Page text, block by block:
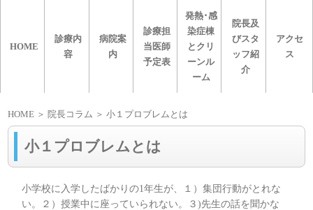
HOME
診療内
容
病院案
内
診療担
当医師
予定表
発熱･感
染症棟
とクリ
ーンル
ーム
院長及
びスタ
ッフ紹
介
アクセ
ス
HOME ＞ 院長コラム ＞ 小１プロブレムとは
小１プロブレムとは
小学校に入学したばかりの1年生が、１）集団行動がとれな
い。２）授業中に座っていられない。３)先生の話を聞かな